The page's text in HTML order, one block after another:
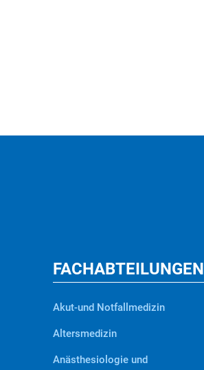
FACHABTEILUNGEN
Akut-und Notfallmedizin
Altersmedizin
Anästhesiologie und